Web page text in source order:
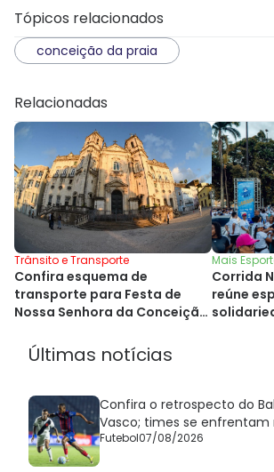
Tópicos relacionados
conceição da praia
Relacionadas
Trânsito e Transporte
Confira esquema de
transporte para Festa de
Nossa Senhora da Conceição
Mais
Corrida
reúne
Últimas notícias
Confira o retrospecto do
Vasco; times se enfrentam
Futebol07/08/2026